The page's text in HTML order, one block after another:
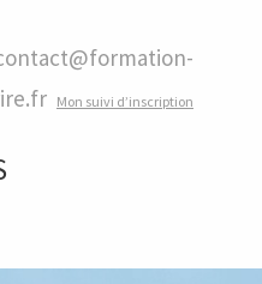
Mon suivi d’inscription